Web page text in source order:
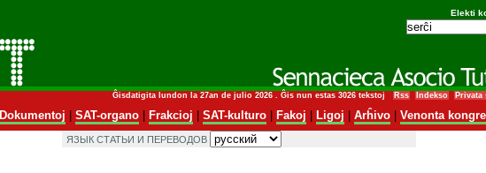
Elekti
Ĝisdatigita lundon la 27an de julio 2026 . Ĝis nun estas 3026 tekstoj Rss Indekso Privata
Dokumentoj SAT-organo| Frakcioj SAT-kulturo| Fakoj Ligoj Arĥivo| Venonta
ЯЗЫК СТАТЬИ И ПЕРЕВОДОВ